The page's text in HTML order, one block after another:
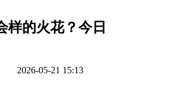
样的火花？今日
2026-05-21 15:13